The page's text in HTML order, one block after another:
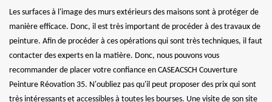
Les surfaces à l'image des murs extérieurs des maisons sont à protéger de
manière efficace. Donc, il est très important de procéder à des travaux de
peinture. Afin de procéder à ces opérations qui sont très techniques, il faut
contacter des experts en la matière. Donc, nous pouvons vous
recommander de placer votre confiance en CASEACSCH Couverture
Peinture Réovation 35. N'oubliez pas qu'il peut proposer des prix qui sont
très intéressants et accessibles à toutes les bourses. Une visite de son site